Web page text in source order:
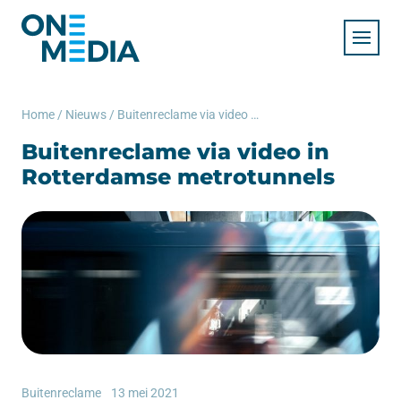
Home / Nieuws / Buitenreclame via video in Rotterdamse metrotunnels
Buitenreclame via video in
Rotterdamse metrotunnels
Buitenreclame 13 mei 2021